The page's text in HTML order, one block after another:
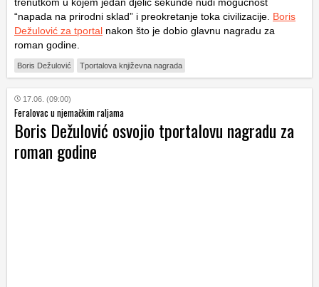
“napada na prirodni sklad” i preokretanje toka civilizacije. Boris
Dežulović za tportal nakon što je dobio glavnu nagradu za
roman godine.
Boris Dežulović Tportalova književna nagrada
17.06. (09:00)
Feralovac u njemačkim raljama
Boris Dežulović osvojio tportalovu nagradu za
roman godine